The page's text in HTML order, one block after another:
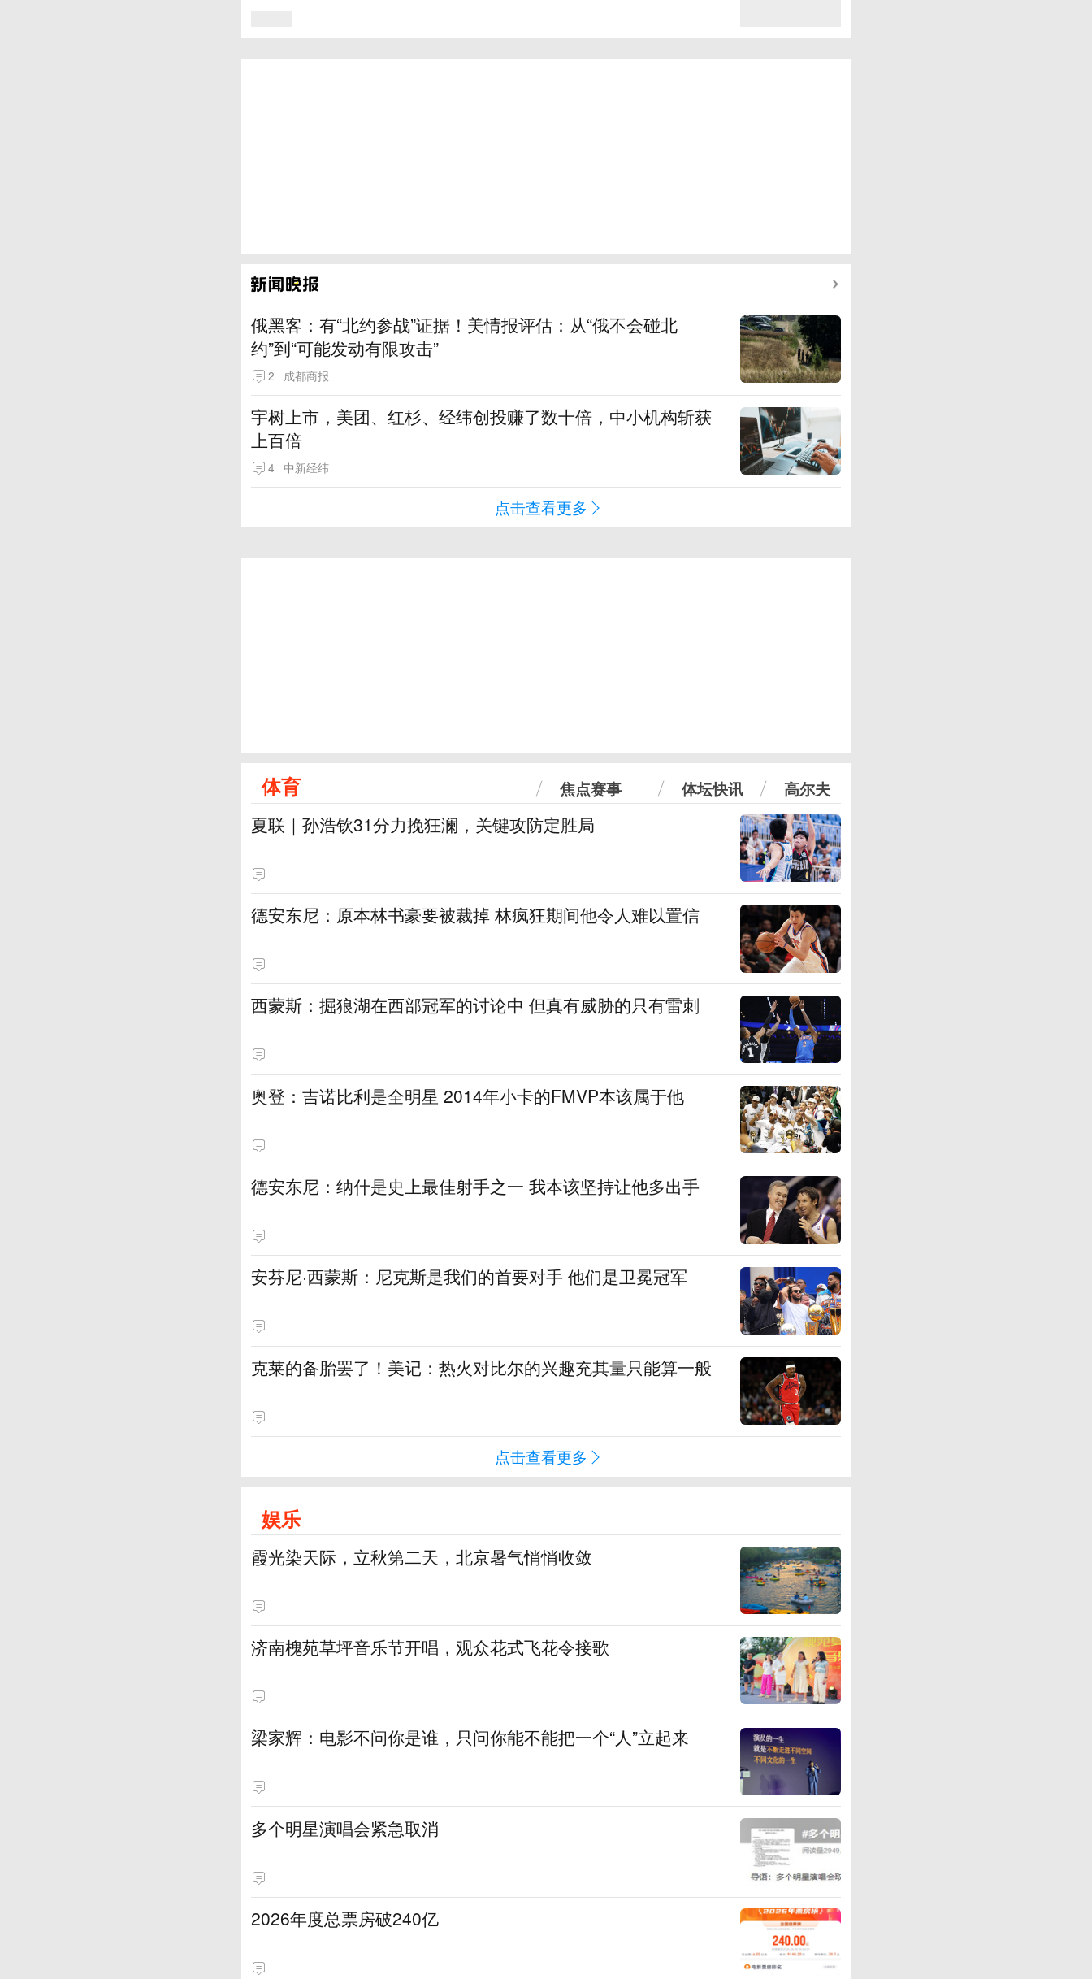
俄黑客：有“北约参战”证据！美情报评估：从“俄不会碰北
约”到“可能发动有限攻击”
2 成都商报
宇树上市，美团、红杉、经纬创投赚了数十倍，中小机构斩获
上百倍
4 中新经纬
点击查看更多
体育 焦点赛事 体坛快讯 高尔夫
夏联｜孙浩钦31分力挽狂澜，关键攻防定胜局
德安东尼：原本林书豪要被裁掉 林疯狂期间他令人难以置信
西蒙斯：掘狼湖在西部冠军的讨论中 但真有威胁的只有雷刺
奥登：吉诺比利是全明星 2014年小卡的FMVP本该属于他
德安东尼：纳什是史上最佳射手之一 我本该坚持让他多出手
安芬尼·西蒙斯：尼克斯是我们的首要对手 他们是卫冕冠军
克莱的备胎罢了！美记：热火对比尔的兴趣充其量只能算一般
点击查看更多
娱乐
霞光染天际，立秋第二天，北京暑气悄悄收敛
济南槐苑草坪音乐节开唱，观众花式飞花令接歌
梁家辉：电影不问你是谁，只问你能不能把一个“人”立起来
多个明星演唱会紧急取消
2026年度总票房破240亿